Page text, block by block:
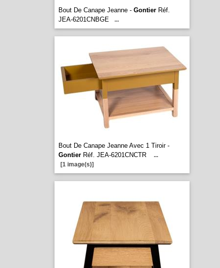
Bout De Canape Jeanne - GontierRéf.
JEA-6201CNBGE
...
Bout De Canape Jeanne Avec 1 Tiroir -
GontierRéf. JEA-6201CNCTR
...
[1 image(s)]